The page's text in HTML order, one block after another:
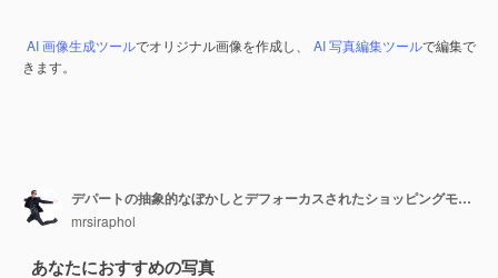
AI 画像生成ツールでオリジナル画像を作成し、 AI 写真編集ツールで編集で
きます。
デパートの抽象的なぼかしとデフォーカスされたショッピングモールセンター
mrsiraphol
あなたにおすすめの写真